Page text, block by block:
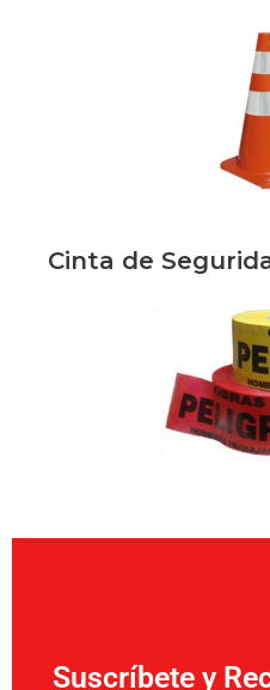
Cinta de
Suscríbete y